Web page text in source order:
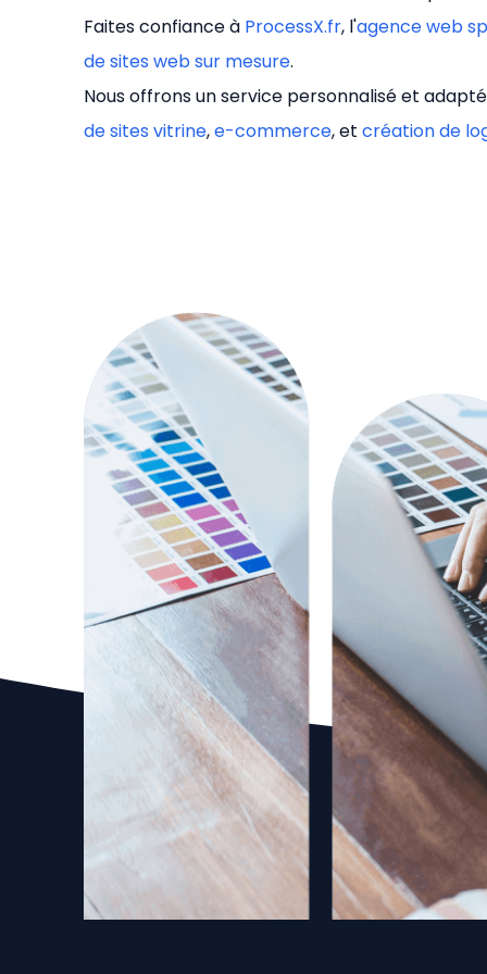
Faites confiance à ProcessX.fr, l'agence web
de sites web sur mesure.
Nous offrons un service personnalisé et
de sites vitrine,e-commerce, et création de